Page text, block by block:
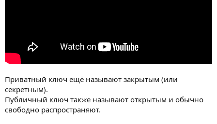
Приватный ключ ещё называют закрытым (или
секретным).
Публичный ключ также называют открытым и обычно
свободно распространяют.